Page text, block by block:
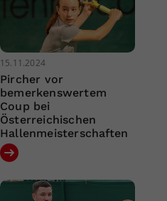
15.11.2024
Pircher vor
bemerkenswertem
Coup bei
Österreichischen
Hallenmeisterschaften